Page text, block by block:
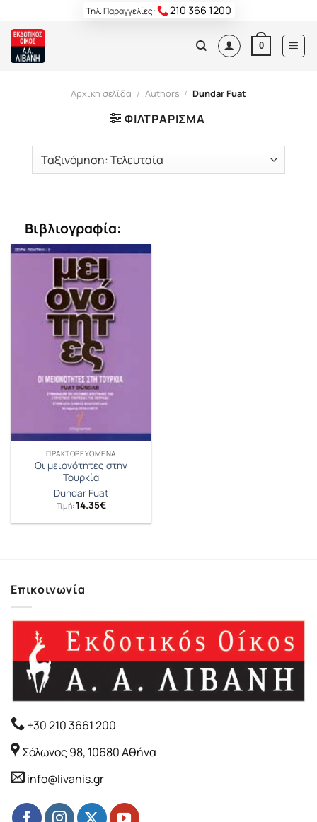
content
Τηλ. Παραγγελίες: 210 366 1200
0
Αρχική σελίδα / Authors / Dundar Fuat
ΦΙΛΤΡΆΡΙΣΜΑ
Βιβλιογραφία:
ΠΡΑΚΤΟΡΕΥΟΜΕΝΑ
Οι μειονότητες στην
Τουρκία
Dundar Fuat
Τιμή: 14.35€
Επικοινωνία
+30 210 3661 200
Σόλωνος 98, 10680 Αθήνα
info@livanis.gr